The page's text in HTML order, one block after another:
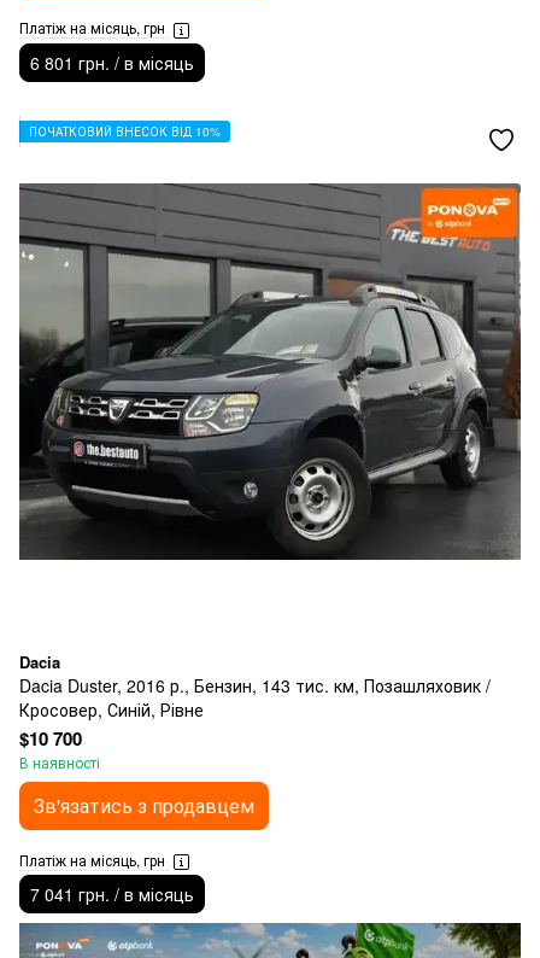
Платіж на місяць, грн
6 801 грн. / в місяць
ПОЧАТКОВИЙ ВНЕСОК ВІД 10%
Dacia
Dacia Duster, 2016 р., Бензин, 143 тис. км, Позашляховик /
Кросовер, Синій, Рівне
$10 700
В наявності
Зв'язатись з продавцем
Платіж на місяць, грн
7 041 грн. / в місяць